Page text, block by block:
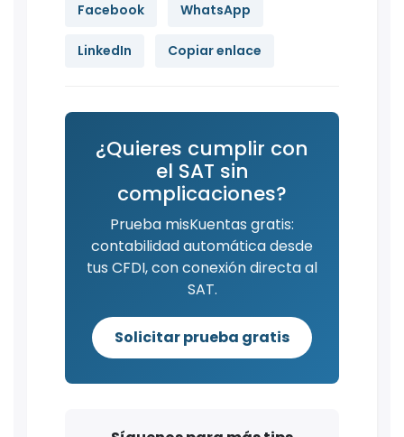
Facebook WhatsApp
LinkedIn Copiar enlace
¿Quieres cumplir con
el SAT sin
complicaciones?
Prueba misKuentas gratis:
contabilidad automática desde
tus CFDI, con conexión directa al
SAT.
Solicitar prueba gratis